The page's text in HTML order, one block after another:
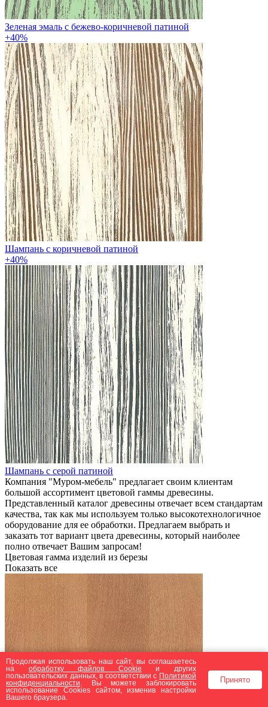
Зеленая эмаль с бежево-коричневой патиной
+40%
Шампань с коричневой патиной
+40%
Шампань с серой патиной
Компания "Муром-мебель" предлагает своим клиентам
большой ассортимент цветовой гаммы древесины.
Представленный каталог древесины отвечает всем стандартам
качества, так как мы используем только высокотехнологичное
оборудование для ее обработки. Предлагаем выбрать и
заказать тот вариант цвета древесины, который наиболее
полно отвечает Вашим запросам!
Цветовая гамма изделий из березы
Показать все
Продолжая использовать наш сайт, вы соглашаетесь
на обработку файлов Сookie и других
пользовательских данных, в соответствии с Политикой
конфиденциальности . Вы можете заблокировать
использование Cookies сайтом, изменив настройки
Вашего браузера.
Принято